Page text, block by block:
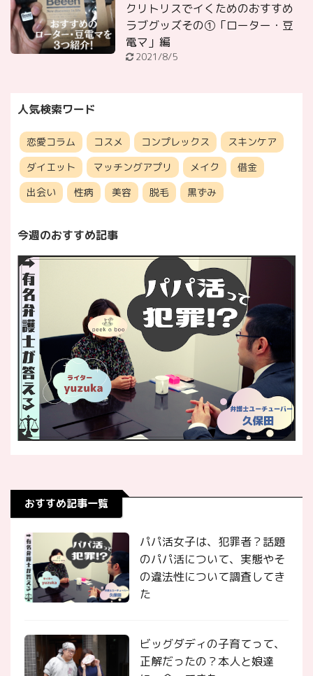
クリトリスでイくためのおすすめ
ラブグッズその①「ローター・豆
電マ」編
2021/8/5
人気検索ワード
恋愛コラム コスメ コンプレックス
スキンケア
ダイエット
マッチングアプリ メイク
借金
出会い
性病 美容 脱毛 黒ずみ
今週のおすすめ記事
おすすめ記事一覧
パパ活女子は、犯罪者？話題
のパパ活について、実態やそ
の違法性について調査してき
た
ビッグダディの子育てって、
正解だったの？本人と娘達